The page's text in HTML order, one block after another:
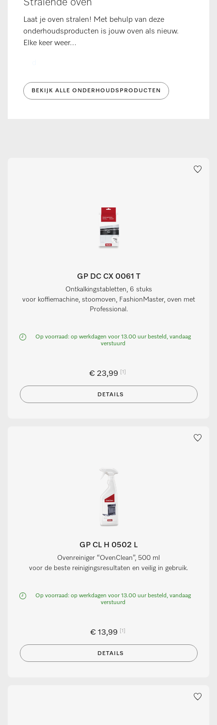
Stralende oven
Laat je oven stralen! Met behulp van deze
onderhoudsproducten is jouw oven als nieuw.
Elke keer weer…
BEKIJK ALLE ONDERHOUDSPRODUCTEN
GP DC CX 0061 T
Ontkalkingstabletten, 6 stuks
voor koffiemachine, stoomoven, FashionMaster, oven met
Professional.
Op voorraad: op werkdagen voor 13.00 uur besteld, vandaag
verstuurd
€ 23,99 [1]
DETAILS
GP CL H 0502 L
Ovenreiniger “OvenClean”, 500 ml
voor de beste reinigingsresultaten en veilig in gebruik.
Op voorraad: op werkdagen voor 13.00 uur besteld, vandaag
verstuurd
€ 13,99 [1]
DETAILS